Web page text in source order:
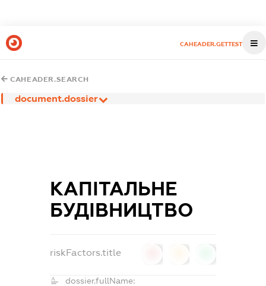
CAHEADER.GETTEST
CAHEADER.SEARCH
document.dossier
КАПІТАЛЬНЕ
БУДІВНИЦТВО
riskFactors.title
dossier.fullName: